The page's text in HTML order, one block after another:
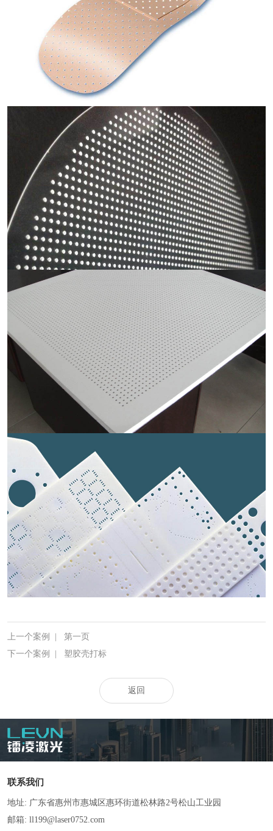
上一个案例 |
第一页
下一个案例
| 塑胶壳打标
返回
联系我们
地址: 广东省惠州市惠城区惠环街道松林路2号松山工业园
邮箱: ll199@laser0752.com